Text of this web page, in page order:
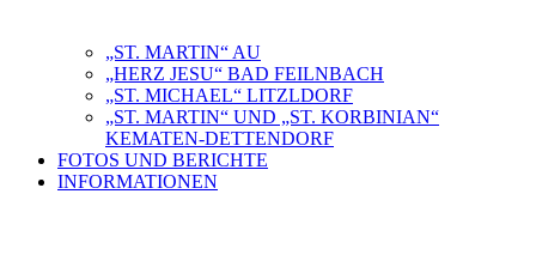
„ST. MARTIN“ AU
„HERZ JESU“ BAD FEILNBACH
„ST. MICHAEL“ LITZLDORF
„ST. MARTIN“ UND „ST. KORBINIAN“
KEMATEN-DETTENDORF
FOTOS UND BERICHTE
INFORMATIONEN